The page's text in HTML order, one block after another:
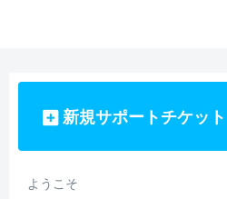
新規サポートチケット
ようこそ